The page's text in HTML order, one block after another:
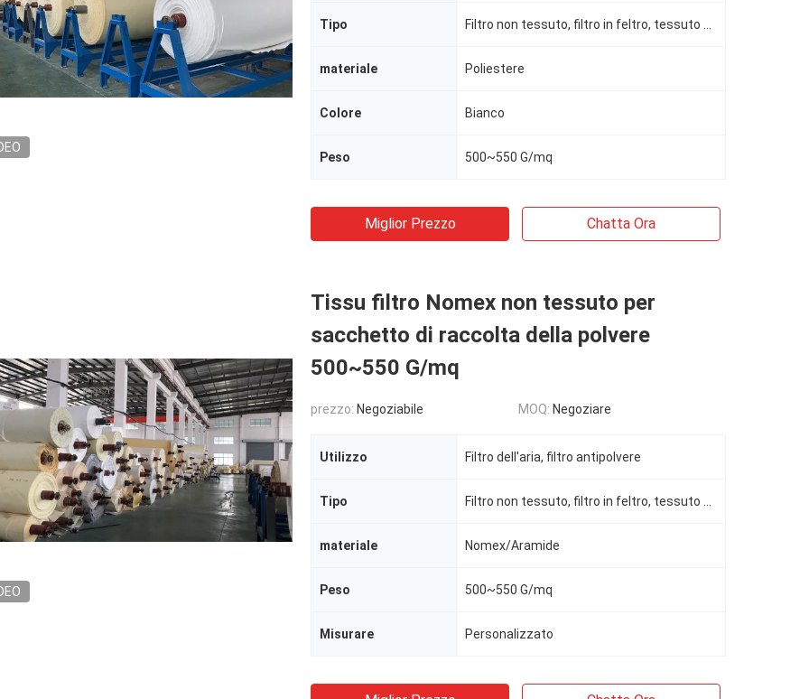
Tipo
materiale Poliestere
Colore Bianco
Peso 500~550 G/mq
Miglior Prezzo Chatta Ora
Tissu filtro Nomex non tessuto per
sacchetto di raccolta della polvere
500~550 G/mq
prezzo: Negoziabile MOQ: Negoziare
Utilizzo Filtro dell'aria, filtro antipolvere
Tipo
materiale Nomex/Aramide
Peso 500~550 G/mq
Misurare Personalizzato